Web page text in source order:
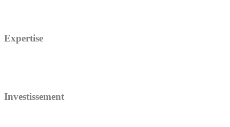
Expertise
Investissement